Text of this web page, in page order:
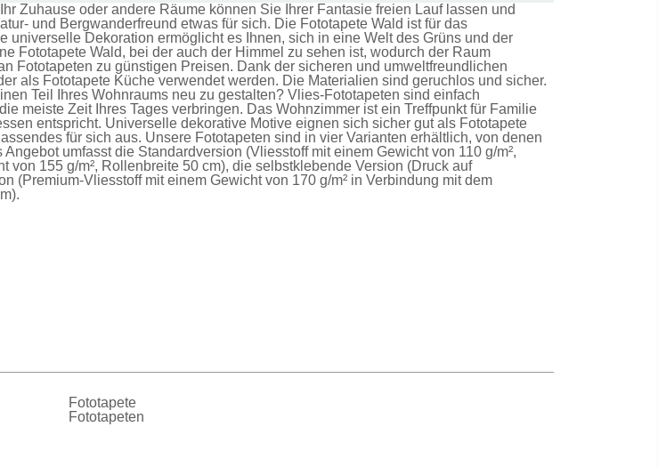
Zuhause oder andere Räume können Sie Ihrer Fantasie freien Lauf lassen und
und Bergwanderfreund etwas für sich. Die Fototapete Wald ist für das
Dekoration ermöglicht es Ihnen, sich in eine Welt des Grüns und der
Fototapete Wald, bei der auch der Himmel zu sehen ist, wodurch der Raum
Fototapeten zu günstigen Preisen. Dank der sicheren und umweltfreundlichen
als Fototapete Küche verwendet werden. Die Materialien sind geruchlos und sicher.
Teil Ihres Wohnraums neu zu gestalten? Vlies-Fototapeten sind einfach
meiste Zeit Ihres Tages verbringen. Das Wohnzimmer ist ein Treffpunkt für Familie
entspricht. Universelle dekorative Motive eignen sich sicher gut als Fototapete
für sich aus. Unsere Fototapeten sind in vier Varianten erhältlich, von denen
umfasst die Standardversion (Vliesstoff mit einem Gewicht von 110 g/m²,
von 155 g/m², Rollenbreite 50 cm), die selbstklebende Version (Druck auf
(Premium-Vliesstoff mit einem Gewicht von 170 g/m² in Verbindung mit dem
Fototapete
Fototapeten